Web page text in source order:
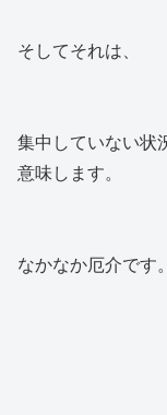
そしてそれは、
集中していない状
意味します。
なかなか厄介です。